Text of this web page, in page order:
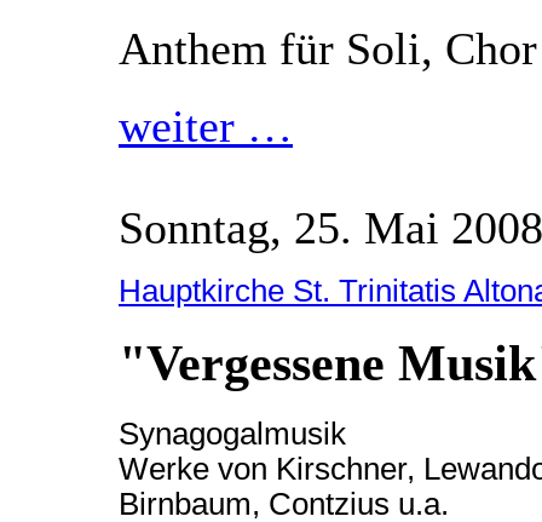
Anthem für Soli,
weiter …
Sonntag, 25. Mai
Hauptkirche St. Trinitatis
"Vergessene
Synagogalmusik
Werke von Kirschner,
Birnbaum, Contzius u.a.